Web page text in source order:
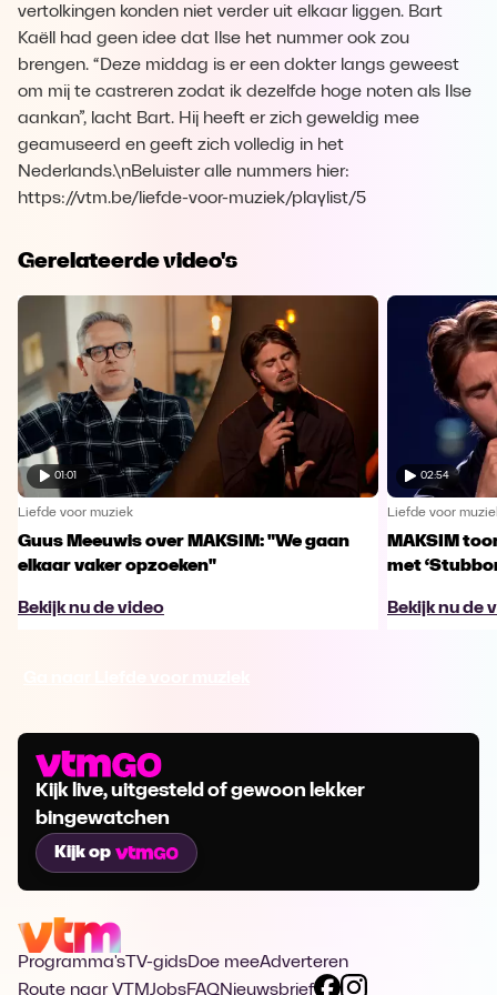
vertolkingen konden niet verder uit elkaar liggen. Bart
Kaëll had geen idee dat Ilse het nummer ook zou
brengen. “Deze middag is er een dokter langs geweest
om mij te castreren zodat ik dezelfde hoge noten als Ilse
aankan”, lacht Bart. Hij heeft er zich geweldig mee
geamuseerd en geeft zich volledig in het
Nederlands.\nBeluister alle nummers hier:
https://vtm.be/liefde-voor-muziek/playlist/5
Gerelateerde video's
01:01
Liefde voor muziek
Guus Meeuwis over MAKSIM: "We gaan
elkaar vaker opzoeken"
Bekijk nu de video
02:54
Liefde voor
MAKSIM
met
Bekijk nu de
Kijk live, uitgesteld of gewoon lekker
bingewatchen
Kijk op
Programma's TV-gidsDoe meeAdverteren
Route naar VTMJobsFAQNieuwsbrief